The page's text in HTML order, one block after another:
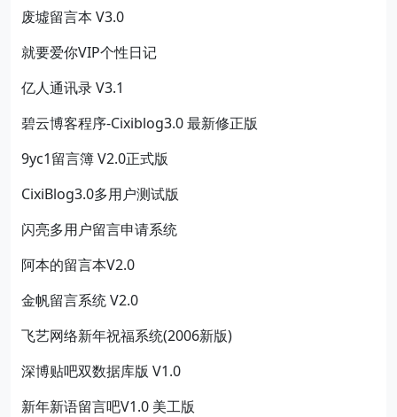
废墟留言本 V3.0
就要爱你VIP个性日记
亿人通讯录 V3.1
碧云博客程序-Cixiblog3.0 最新修正版
9yc1留言簿 V2.0正式版
CixiBlog3.0多用户测试版
闪亮多用户留言申请系统
阿本的留言本V2.0
金帆留言系统 V2.0
飞艺网络新年祝福系统(2006新版)
深博贴吧双数据库版 V1.0
新年新语留言吧V1.0 美工版